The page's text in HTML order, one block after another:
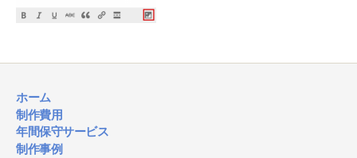
ホーム
制作費用
年間保守サービス
制作事例